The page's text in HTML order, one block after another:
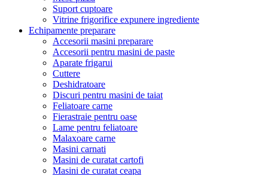
Suport cuptoare
Vitrine frigorifice expunere ingrediente
Echipamente preparare
Accesorii masini preparare
Accesorii pentru masini de paste
Aparate frigarui
Cuttere
Deshidratoare
Discuri pentru masini de taiat
Feliatoare carne
Fierastraie pentru oase
Lame pentru feliatoare
Malaxoare carne
Masini carnati
Masini de curatat cartofi
Masini de curatat ceapa